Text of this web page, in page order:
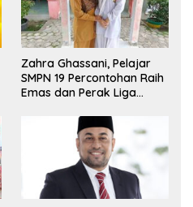
Zahra Ghassani, Pelajar
SMPN 19 Percontohan Raih
Emas dan Perak Liga